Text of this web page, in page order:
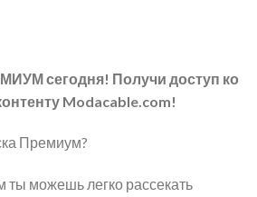
сегодня! Получи доступ ко
Modacable.com!
Премиум?
можешь легко рассекать